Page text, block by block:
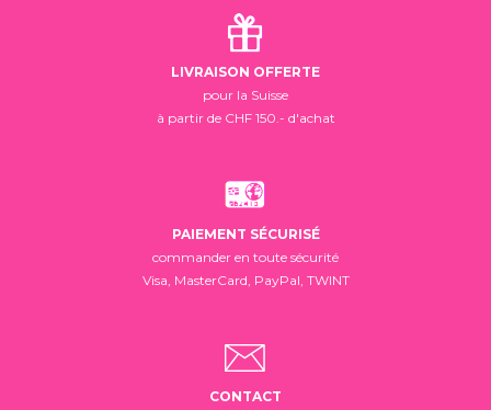
LIVRAISON OFFERTE
pour la Suisse
à partir de CHF 150.- d'achat
PAIEMENT SÉCURISÉ
commander en toute sécurité
Visa, MasterCard, PayPal, TWINT
CONTACT